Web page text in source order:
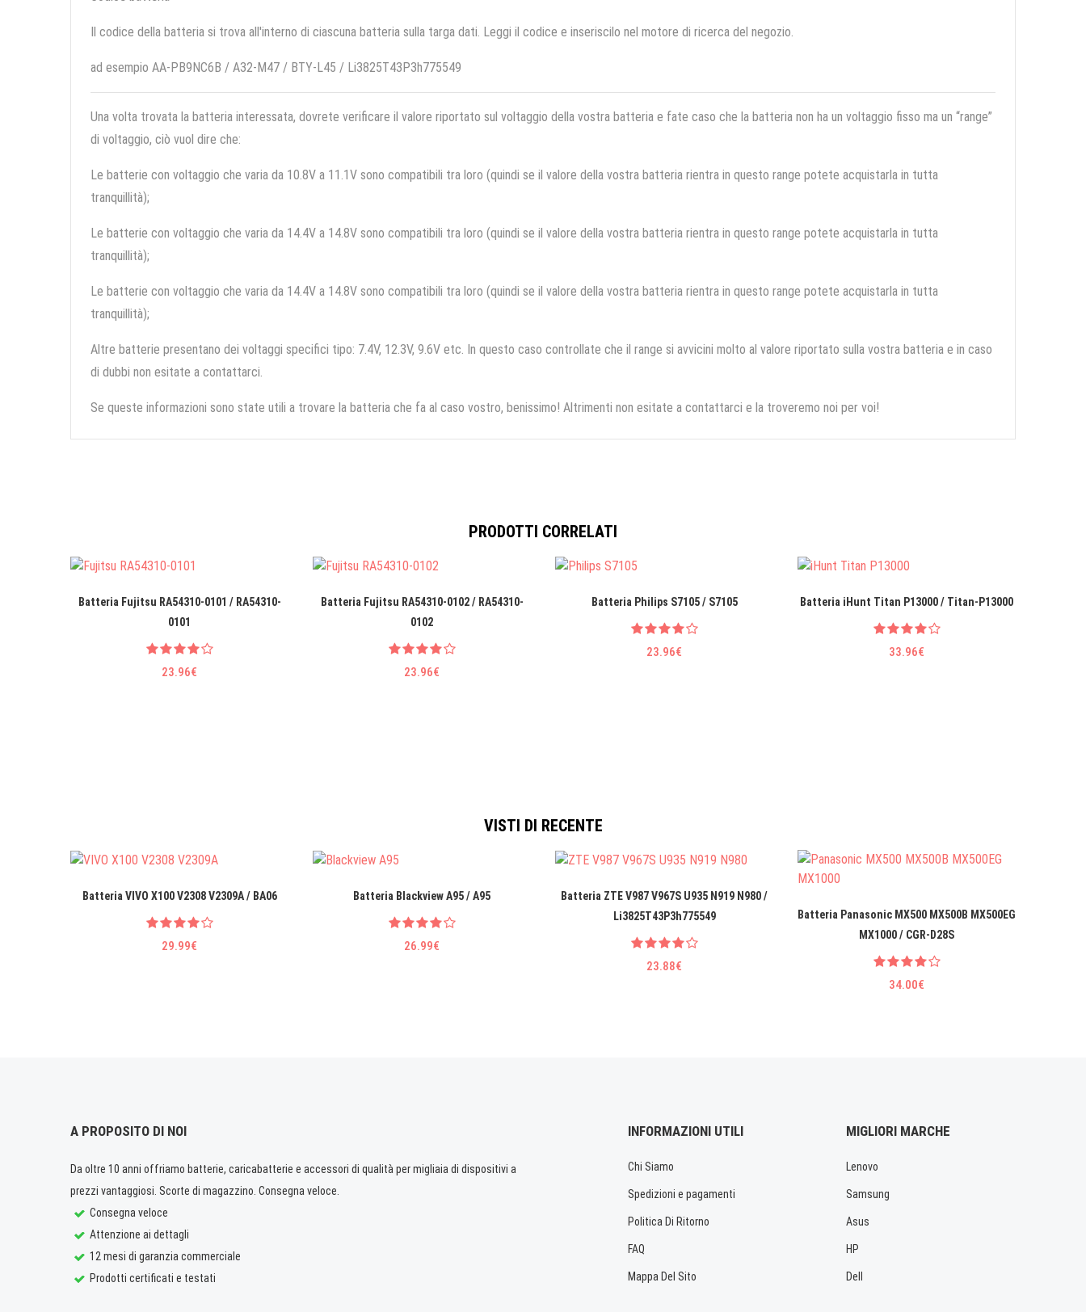
Il codice della batteria si trova all'interno di ciascuna batteria sulla targa dati. Leggi il codice e inseriscilo nel motore di ricerca del negozio.
ad esempio AA-PB9NC6B / A32-M47 / BTY-L45 / Li3825T43P3h775549
Una volta trovata la batteria interessata, dovrete verificare il valore riportato sul voltaggio della vostra batteria e fate caso che la batteria non ha un voltaggio fisso ma un “range”
di voltaggio, ciò vuol dire che:
Le batterie con voltaggio che varia da 10.8V a 11.1V sono compatibili tra loro (quindi se il valore della vostra batteria rientra in questo range potete acquistarla in tutta
tranquillità);
Le batterie con voltaggio che varia da 14.4V a 14.8V sono compatibili tra loro (quindi se il valore della vostra batteria rientra in questo range potete acquistarla in tutta
tranquillità);
Le batterie con voltaggio che varia da 14.4V a 14.8V sono compatibili tra loro (quindi se il valore della vostra batteria rientra in questo range potete acquistarla in tutta
tranquillità);
Altre batterie presentano dei voltaggi specifici tipo: 7.4V, 12.3V, 9.6V etc. In questo caso controllate che il range si avvicini molto al valore riportato sulla vostra batteria e in caso
di dubbi non esitate a contattarci.
Se queste informazioni sono state utili a trovare la batteria che fa al caso vostro, benissimo! Altrimenti non esitate a contattarci e la troveremo noi per voi!
PRODOTTI CORRELATI
Batteria Fujitsu RA54310-0101 / RA54310-
0101
23.96€
Batteria Fujitsu RA54310-0102 / RA54310-
0102
23.96€
Batteria Philips S7105 / S7105
23.96€
Batteria iHunt Titan P13000 / Titan-P13000
33.96€
VISTI DI RECENTE
Batteria VIVO X100 V2308 V2309A / BA06
29.99€
Batteria Blackview A95 / A95
26.99€
Batteria ZTE V987 V967S U935 N919 N980 /
Li3825T43P3h775549
23.88€
Batteria Panasonic MX500 MX500B MX500EG
MX1000 / CGR-D28S
34.00€
A PROPOSITO DI NOI
Da oltre 10 anni offriamo batterie, caricabatterie e accessori di qualità per migliaia di dispositivi a
prezzi vantaggiosi. Scorte di magazzino. Consegna veloce.
Consegna veloce
Attenzione ai dettagli
12 mesi di garanzia commerciale
Prodotti certificati e testati
INFORMAZIONI UTILI
Chi Siamo
Spedizioni e pagamenti
Politica Di Ritorno
FAQ
Mappa Del Sito
MIGLIORI MARCHE
Lenovo
Samsung
Asus
HP
Dell